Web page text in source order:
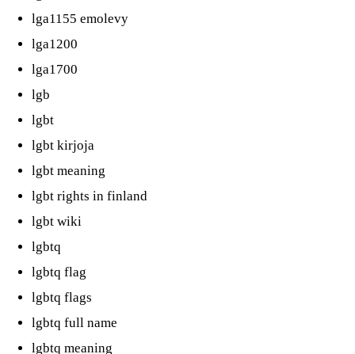
lga1155 emolevy
lga1200
lga1700
lgb
lgbt
lgbt kirjoja
lgbt meaning
lgbt rights in finland
lgbt wiki
lgbtq
lgbtq flag
lgbtq flags
lgbtq full name
lgbtq meaning